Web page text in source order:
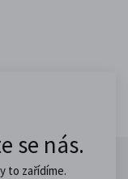
se nás.
to zařídíme.